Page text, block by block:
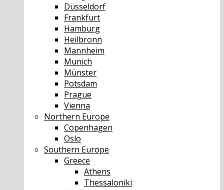
Düsseldorf
Frankfurt
Hamburg
Heilbronn
Mannheim
Munich
Münster
Potsdam
Prague
Vienna
Northern Europe
Copenhagen
Oslo
Southern Europe
Greece
Athens
Thessaloniki